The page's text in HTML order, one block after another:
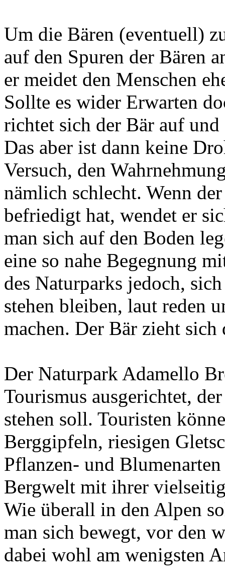
Um die Bären (eventuell)
auf den Spuren der Bären
er meidet den Menschen
Sollte es wider Erwarten
richtet sich der Bär auf
Das aber ist dann keine
Versuch, den
nämlich schlecht. Wenn
befriedigt hat, wendet er
man sich auf den Boden
eine so nahe Begegnung
des Naturparks jedoch,
stehen bleiben, laut reden
machen. Der Bär zieht
Der Naturpark Adamello
Tourismus ausgerichtet,
stehen soll. Touristen
Berggipfeln, riesigen
Pflanzen- und
Bergwelt mit ihrer
Wie überall in den Alpen
man sich bewegt, vor den
dabei wohl am wenigsten